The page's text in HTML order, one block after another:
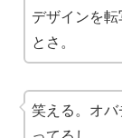
デザインを
とさ。
笑える。オバ